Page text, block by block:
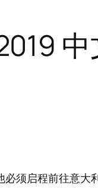
中
必须启程前往意